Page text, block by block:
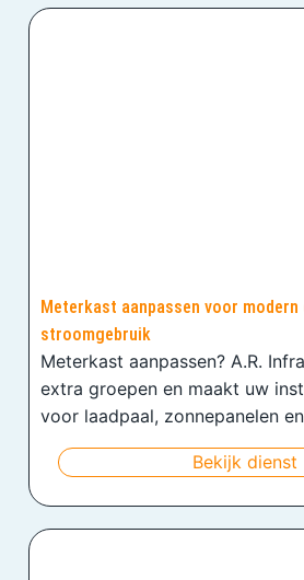
Meterkast aanpassen voor modern
stroomgebruik
Meterkast aanpassen? A.R.
extra groepen en maakt uw
voor laadpaal, zonnepanelen
Bekijk dienst